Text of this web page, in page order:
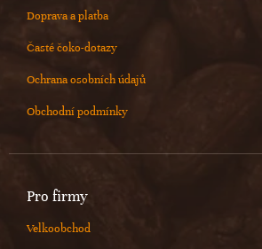
Doprava a platba
Časté čoko-dotazy
Ochrana osobních údajů
Obchodní podmínky
Pro firmy
Velkoobchod